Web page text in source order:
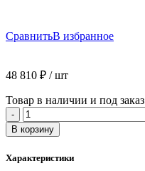
СравнитьВ избранное
48 810 ₽ / шт
Товар в наличии и под заказ
-
Количество
товара
Душевая
AZARIO
В корзину
Характеристики